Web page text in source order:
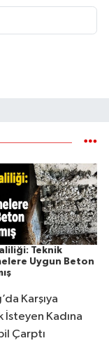
Teknik
Uygun Beton